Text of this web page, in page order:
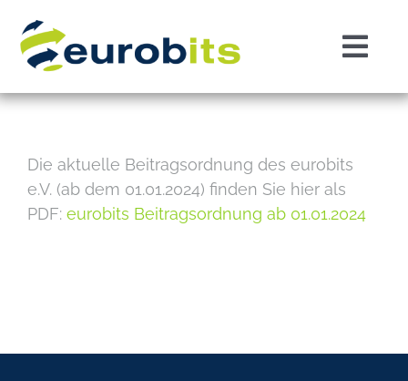
Inhalt
springen
Home
Projekte
Über eurobits
Die aktuelle Beitragsordnung des eurobits
e.V. (ab dem 01.01.2024) finden Sie hier als
PDF: eurobits Beitragsordnung ab 01.01.2024